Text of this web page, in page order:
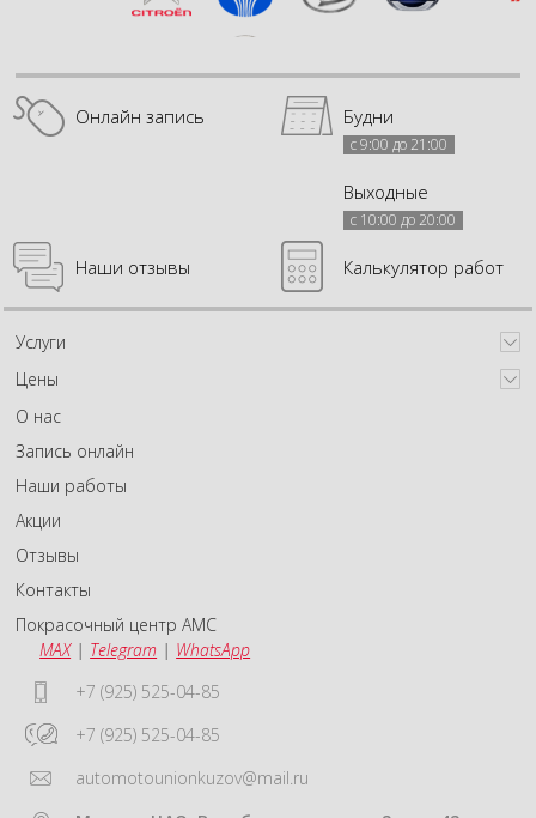
Онлайн запись Будни
с 9:00 до 21:00
Выходные
с 10:00 до 20:00
Наши отзывы Калькулятор работ
Услуги
Цены
О нас
Запись онлайн
Наши работы
Акции
Отзывы
Контакты
Покрасочный центр АМС
MAX| Telegram | WhatsApp
+7 (925) 525-04-85
+7 (925) 525-04-85
automotounionkuzov@mail.ru